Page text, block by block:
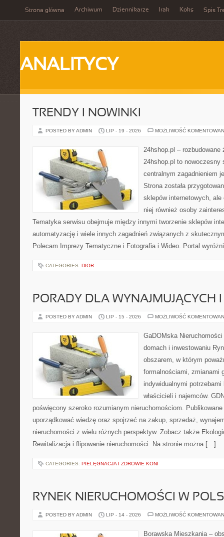
Strona główna Archiwum Dziennikarze Irak Koks Spis
ANALITYCY
TRENDY I NOWINKI
POSTED BY ADMIN LIP - 19 - 2026 MOŻLIWOŚĆ
24hshop.pl – rozbudowane
24hshop.pl to nowoczesny
centralnym zagadnieniem
Strona została
sklepów internetowych, ale
niej również osoby
Tematyka serwisu obejmuje między innymi tworzenie sklepów
automatyzację i wiele innych zagadnień związanych z
Polecam Imprezy Tematyczne i Fotografia i Wideo. Portal
CATEGORIES: DIOR
PORADY DLA WYNAJMUJĄCYCH
POSTED BY ADMIN LIP - 15 - 2026 MOŻLIWOŚĆ
GaDOMska
domach i inwestowaniu
obszarem, w którym
formalnościami, zmianami
indywidualnymi
właścicieli i najemców.
poświęcony szeroko rozumianym nieruchomościom. Publikowane
uporządkować wiedzę oraz spojrzeć na zakup, sprzedaż,
nieruchomości z wielu różnych perspektyw. Zobacz także
Rewitalizacja i flipowanie nieruchomości. Na stronie można […]
CATEGORIES: PIELĘGNACJA I ZDROWIE KONI
RYNEK NIERUCHOMOŚCI W
POSTED BY ADMIN LIP - 14 - 2026 MOŻLIWOŚĆ
Borawska Mieszkania –